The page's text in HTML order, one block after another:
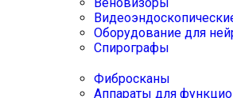
Оборудование для
Спирографы
Фибросканы
Аппараты для